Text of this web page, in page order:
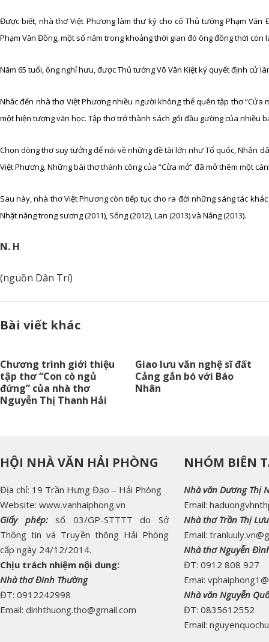
Được biết, nhà thơ Việt Phương làm thư ký cho cố Thủ tướng Phạm
Phạm Văn Đồng, một số năm trong khoảng thời gian đó ông đồng thời còn
Năm 65 tuổi, ông nghỉ hưu, được Thủ tướng Võ Văn Kiệt ký quyết định cử
Nhắc đến nhà thơ Việt Phương nhiều người không thể quên tập thơ “Cửa
một hiện tượng văn học. Tập thơ trở thành sách gối đầu gường của nhiều
Chọn dòng thơ suy tưởng để nói về những đề tài lớn như Tổ quốc, Nhân
Việt Phương. Những bài thơ thành công của “Cửa mở” đã mở thêm một
Sau này, nhà thơ Việt Phương còn tiếp tục cho ra đời những sáng tác
Nhặt nắng trong sương (2011), Sống (2012), Lan (2013) và Nắng (2013).
N. H
(nguồn Dân Trí)
Bài viết khác
Chương trình giới thiệu
tập thơ “Con cò ngủ
đứng” của nhà thơ
Nguyễn Thị Thanh Hải
Giao lưu văn nghệ sĩ đất
Cảng gắn bó với Báo
Nhân
HỘI NHÀ VĂN HẢI PHÒNG
Địa chỉ: 19 Trần Hưng Đạo – Hải Phòng
Website: www.vanhaiphong.vn
Giấy phép:
số 03/GP-STTTT do Sở
Thông tin và Truyền thông Hải Phòng
cấp ngày 24/12/2014.
Chịu trách nhiệm nội dung:
Nhà thơ Đinh Thường
ĐT: 0912242998
Email: dinhthuong.tho@gmail.com
NHÓM BIÊN
Nhà văn Dương Thị
Email:
Nhà thơ Trần Thị
Email:
Nhà thơ Nguyễn
ĐT: 0912 808 927
Emai:
Nhà văn Nguyễn
ĐT: 0835612552
Email: